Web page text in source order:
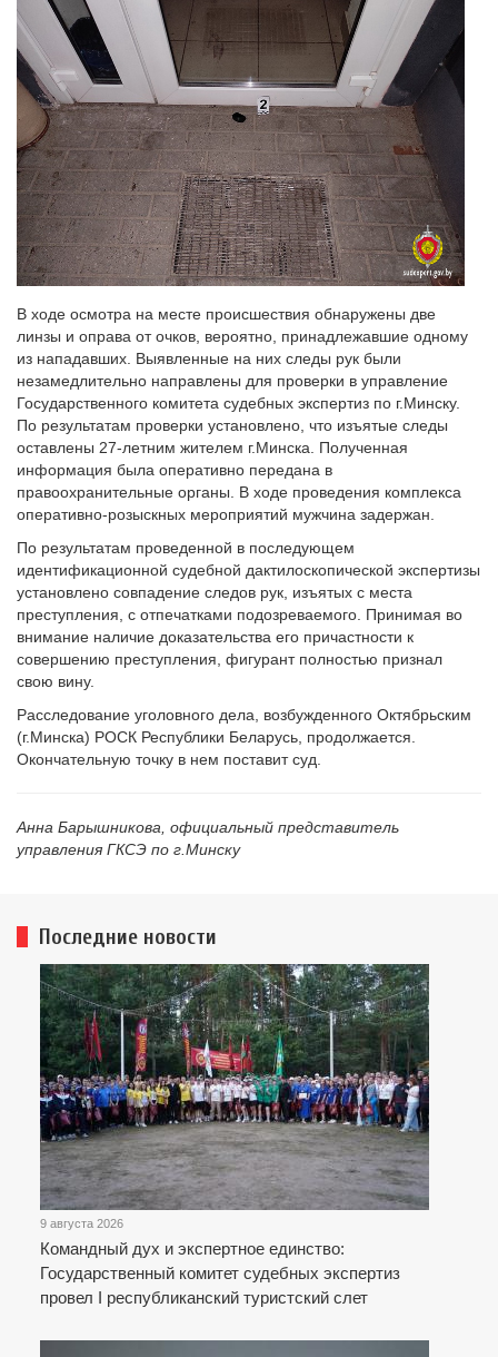
В ходе осмотра на месте происшествия обнаружены две
линзы и оправа от очков, вероятно, принадлежавшие одному
из нападавших. Выявленные на них следы рук были
незамедлительно направлены для проверки в управление
Государственного комитета судебных экспертиз по г.Минску.
По результатам проверки установлено, что изъятые следы
оставлены 27-летним жителем г.Минска. Полученная
информация была оперативно передана в
правоохранительные органы. В ходе проведения комплекса
оперативно-розыскных мероприятий мужчина задержан.
По результатам проведенной в последующем
идентификационной судебной дактилоскопической экспертизы
установлено совпадение следов рук, изъятых с места
преступления, с отпечатками подозреваемого. Принимая во
внимание наличие доказательства его причастности к
совершению преступления, фигурант полностью признал
свою вину.
Расследование уголовного дела, возбужденного Октябрьским
(г.Минска) РОСК Республики Беларусь, продолжается.
Окончательную точку в нем поставит суд.
Анна Барышникова, официальный представитель
управления ГКСЭ по г.Минску
Последние новости
9 августа 2026
Командный дух и экспертное единство:
Государственный комитет судебных экспертиз
провел I республиканский туристский слет